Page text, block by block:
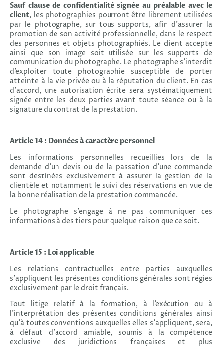
Sauf clause de confidentialité signée au préalable avec le
client, les photographies pourront être librement utilisées
par le photographe, sur tous supports, afin d’assurer la
promotion de son activité professionnelle, dans le respect
des personnes et objets photographiés. Le client accepte
ainsi que son image soit utilisée sur les supports de
communication du photographe. Le photographe s’interdit
d’exploiter toute photographie susceptible de porter
atteinte à la vie privée ou à la réputation du client. En cas
d’accord, une autorisation écrite sera systématiquement
signée entre les deux parties avant toute séance ou à la
signature du contrat de la prestation.
Article 14 : Données à caractère personnel
Les informations personnelles recueillies lors de la
demande d’un devis ou de la passation d’une commande
sont destinées exclusivement à assurer la gestion de la
clientèle et notamment le suivi des réservations en vue de
la bonne réalisation de la prestation commandée.
Le photographe s’engage à ne pas communiquer ces
informations à des tiers pour quelque raison que ce soit.
Article 15 : Loi applicable
Les relations contractuelles entre parties auxquelles
s’appliquent les présentes conditions générales sont régies
exclusivement par le droit français.
Tout litige relatif à la formation, à l’exécution ou à
l’interprétation des présentes conditions générales ainsi
qu’à toutes conventions auxquelles elles s’appliquent, sera,
à défaut d’accord amiable, soumis à la compétence
exclusive des juridictions françaises et plus